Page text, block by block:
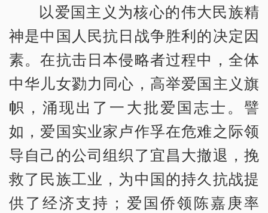
以爱国主义为核心的伟大民族精
神是中国人民抗日战争胜利的决定因
素。在抗击日本侵略者过程中，全体
中华儿女勠力同心，高举爱国主义旗
帜，涌现出了一大批爱国志士。譬
如，爱国实业家卢作孚在危难之际领
导自己的公司组织了宜昌大撤退，挽
救了民族工业，为中国的持久抗战提
供了经济支持；爱国侨领陈嘉庚率